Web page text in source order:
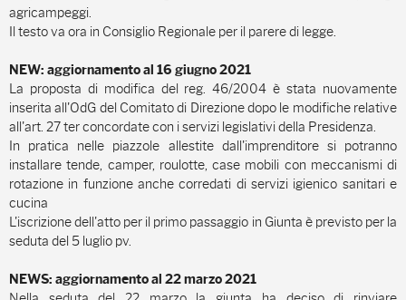
agricampeggi.
Il testo va ora in Consiglio Regionale per il parere di legge.
NEW: aggiornamento al 16 giugno 2021
La proposta di modifica del reg. 46/2004 è stata nuovamente
inserita all'OdG del Comitato di Direzione dopo le modifiche relative
all'art. 27 ter concordate con i servizi legislativi della Presidenza.
In pratica nelle piazzole allestite dall'imprenditore si potranno
installare tende, camper, roulotte, case mobili con meccanismi di
rotazione in funzione anche corredati di servizi igienico sanitari e
cucina
L'iscrizione dell'atto per il primo passaggio in Giunta è previsto per la
seduta del 5 luglio pv.
NEWS: aggiornamentoal 22marzo2021